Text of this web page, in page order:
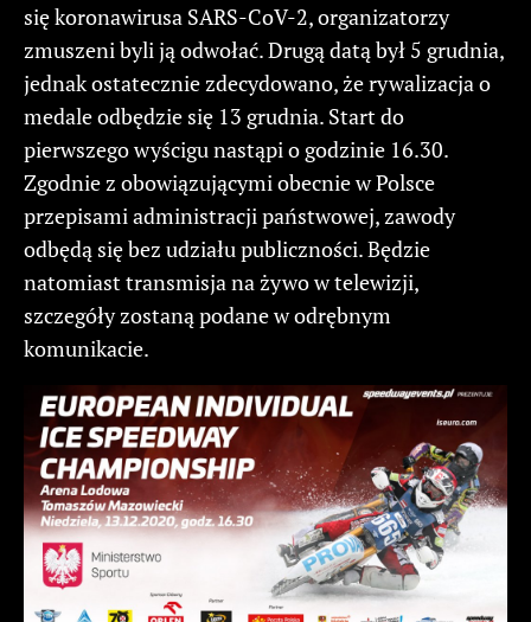
się koronawirusa SARS-CoV-2, organizatorzy
zmuszeni byli ją odwołać. Drugą datą był 5 grudnia,
jednak ostatecznie zdecydowano, że rywalizacja o
medale odbędzie się 13 grudnia. Start do
pierwszego wyścigu nastąpi o godzinie 16.30.
Zgodnie z obowiązującymi obecnie w Polsce
przepisami administracji państwowej, zawody
odbędą się bez udziału publiczności. Będzie
natomiast transmisja na żywo w telewizji,
szczegóły zostaną podane w odrębnym
komunikacie.